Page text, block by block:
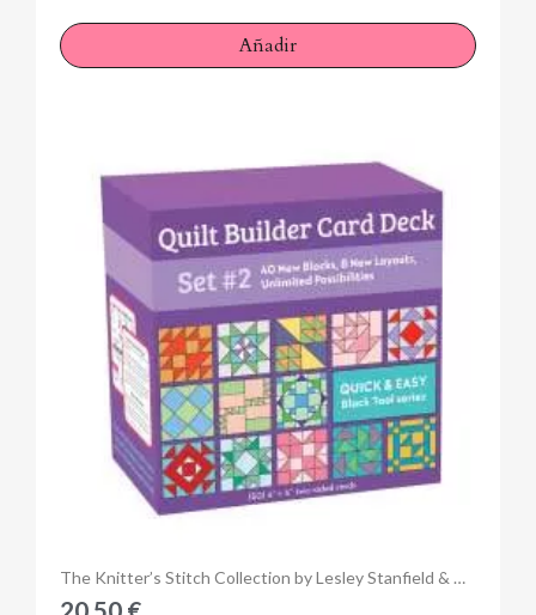
Añadir
Anteprima The Knitter’s Stitch Collection by Lesley Stanfield & Melody Griffiths